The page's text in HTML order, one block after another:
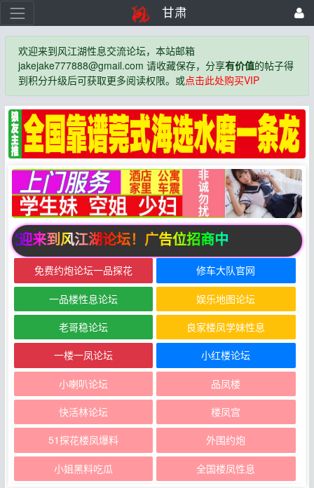
甘肃
欢迎来到风江湖性息交流论坛，本站邮箱
jakejake777888@gmail.com 请收藏保存，分享有价值的帖子得
到积分升级后可获取更多阅读权限。或点击此处购买VIP
迎来到风江湖论坛！广告位招商中
免费约炮论坛一品探花 修车大队官网
一品楼性息论坛 娱乐地图论坛
老哥稳论坛 良家楼凤学妹性息
一楼一凤论坛 小红楼论坛
小喇叭论坛 品凤楼
快活林论坛 楼凤宫
51探花楼凤爆料 外围约炮
小姐黑料吃瓜 全国楼凤性息